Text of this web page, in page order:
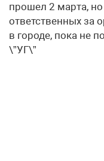
прошел 2 марта,
ответственных за
в городе, пока не
\”УГ\”